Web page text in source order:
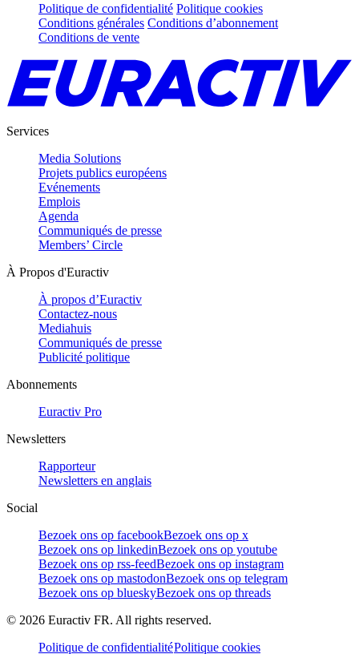
Politique de confidentialité Politique cookies
Conditions générales Conditions d’abonnement
Conditions de vente
Services
Media Solutions
Projets publics européens
Evénements
Emplois
Agenda
Communiqués de presse
Members’ Circle
À Propos d'Euractiv
À propos d’Euractiv
Contactez-nous
Mediahuis
Communiqués de presse
Publicité politique
Abonnements
Euractiv Pro
Newsletters
Rapporteur
Newsletters en anglais
Social
Bezoek ons op facebookBezoek ons op x
Bezoek ons op linkedinBezoek ons op youtube
Bezoek ons op rss-feedBezoek ons op instagram
Bezoek ons op mastodonBezoek ons op telegram
Bezoek ons op blueskyBezoek ons op threads
© 2026 Euractiv FR. All rights reserved.
Politique de confidentialitéPolitique cookies